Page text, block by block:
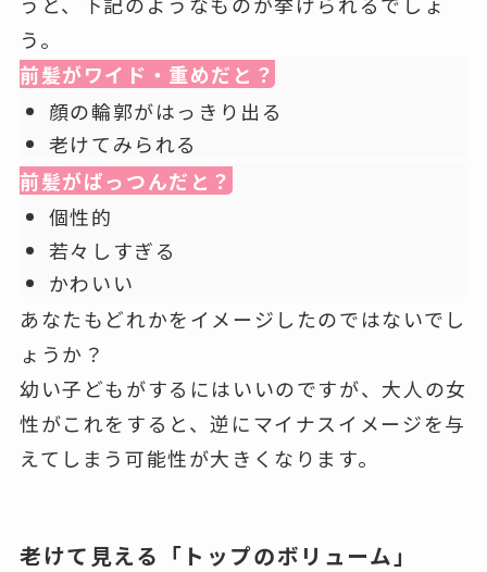
う。
前髪がワイド・重めだと？
顔の輪郭がはっきり出る
老けてみられる
前髪がぱっつんだと？
個性的
若々しすぎる
かわいい
あなたもどれかをイメージしたのではないでし
ょうか？
幼い子どもがするにはいいのですが、大人の女
性がこれをすると、逆にマイナスイメージを与
えてしまう可能性が大きくなります。
老けて見える「トップのボリューム」